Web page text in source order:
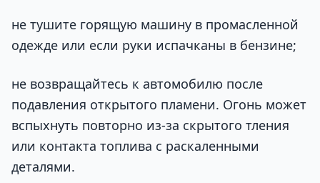
не тушите горящую машину в промасленной
одежде или если руки испачканы в бензине;
не возвращайтесь к автомобилю после
подавления открытого пламени. Огонь может
вспыхнуть повторно из-за скрытого тления
или контакта топлива с раскаленными
деталями.